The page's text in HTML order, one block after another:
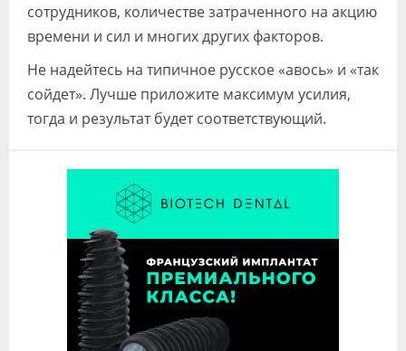
сотрудников, количестве затраченного на акцию
времени и сил и многих других факторов.
Не надейтесь на типичное русское «авось» и «так
сойдет». Лучше приложите максимум усилия,
тогда и результат будет соответствующий.